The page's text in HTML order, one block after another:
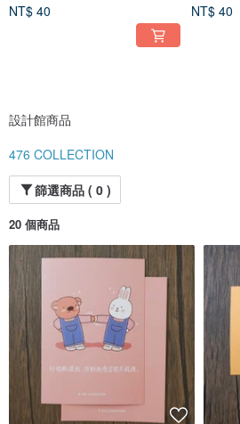
NT$ 40
NT$ 40
設計館商品
476 COLLECTION
篩選商品 ( 0 )
20 個商品